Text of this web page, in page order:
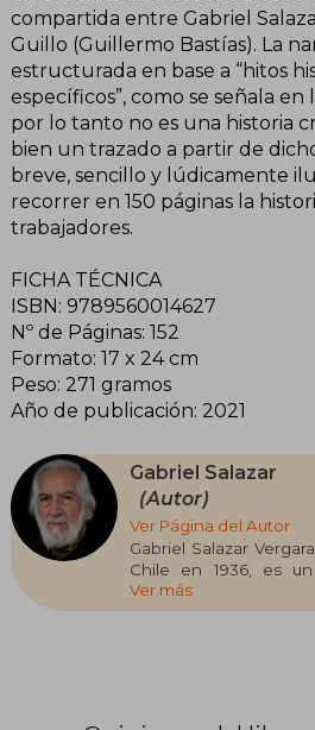
compartida entre Gabriel
Guillo (Guillermo Bastías). La
estructurada en base a “hitos
específicos”, como se señala
por lo tanto no es una historia
bien un trazado a partir de
breve, sencillo y lúdicamente
recorrer en 150 páginas la
trabajadores.
FICHA TÉCNICA
ISBN: 9789560014627
Nº de Páginas: 152
Formato: 17 x 24 cm
Peso: 271 gramos
Año de publicación: 2021
Gabriel Salazar
(Autor)
Ver Página del Autor
Gabriel Salazar
Chile en 1936, es un
filósofo y sociólogo.
Sociología en la
Ver más